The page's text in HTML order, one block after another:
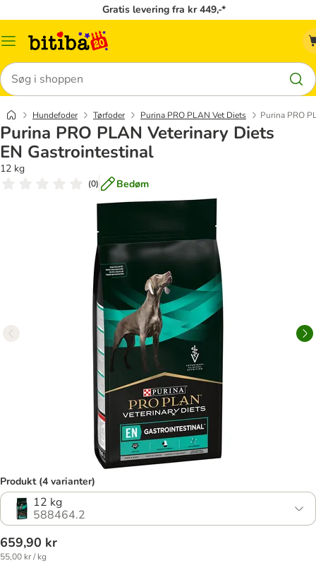
Gratis levering fra kr 449,-*
Menu
Søg
Hundefoder Tørfoder Purina PRO PLAN Vet Diets Purina PRO
Purina PRO PLAN Veterinary Diets
EN Gastrointestinal
12 kg
(0) Bedøm
Produkt (4 varianter)
12 kg
588464.2
659,90 kr
55,00 kr / kg